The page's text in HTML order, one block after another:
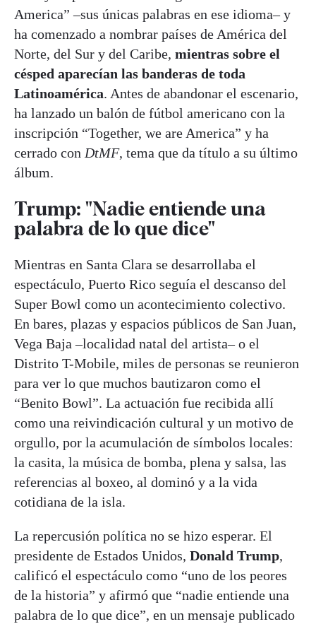
America” –sus únicas palabras en ese idioma– y
ha comenzado a nombrar países de América del
Norte, del Sur y del Caribe, mientras sobre el
césped aparecían las banderas de toda
Latinoamérica. Antes de abandonar el escenario,
ha lanzado un balón de fútbol americano con la
inscripción “Together, we are America” y ha
cerrado con DtMF, tema que da título a su último
álbum.
Trump: "Nadie entiende una
palabra de lo que dice"
Mientras en Santa Clara se desarrollaba el
espectáculo, Puerto Rico seguía el descanso del
Super Bowl como un acontecimiento colectivo.
En bares, plazas y espacios públicos de San Juan,
Vega Baja –localidad natal del artista– o el
Distrito T-Mobile, miles de personas se reunieron
para ver lo que muchos bautizaron como el
“Benito Bowl”. La actuación fue recibida allí
como una reivindicación cultural y un motivo de
orgullo, por la acumulación de símbolos locales:
la casita, la música de bomba, plena y salsa, las
referencias al boxeo, al dominó y a la vida
cotidiana de la isla.
La repercusión política no se hizo esperar. El
presidente de Estados Unidos, Donald Trump,
calificó el espectáculo como “uno de los peores
de la historia” y afirmó que “nadie entiende una
palabra de lo que dice”, en un mensaje publicado